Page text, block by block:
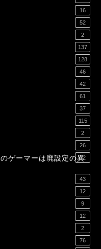
16
52
2
137
128
46
42
61
37
115
2
26
ゲーマーは廃設定の異
12
43
12
9
12
2
76